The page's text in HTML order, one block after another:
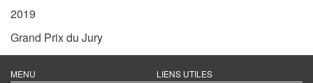
2019
Grand Prix du Jury
MENU
LIENS UTILES